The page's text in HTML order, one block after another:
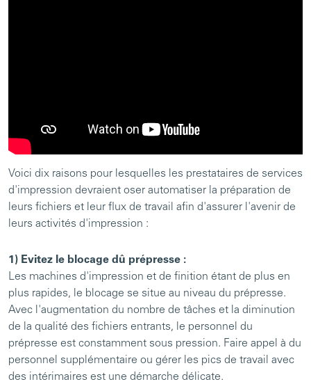
Voici dix raisons pour lesquelles les prestataires de services
d'impression devraient oser automatiser la préparation de
leurs fichiers et leur flux de travail afin d'assurer l'avenir de
leurs activités d'impression :
1) Evitez le blocage dû prépresse :
Les machines d'impression et de finition étant de plus en
plus rapides, le blocage se situe au niveau du prépresse.
Avec l'augmentation du nombre de tâches et la diminution
de la qualité des fichiers entrants, le personnel du
prépresse est constamment sous pression. Faire appel à du
personnel supplémentaire ou gérer les pics de travail avec
des intérimaires est une démarche délicate.